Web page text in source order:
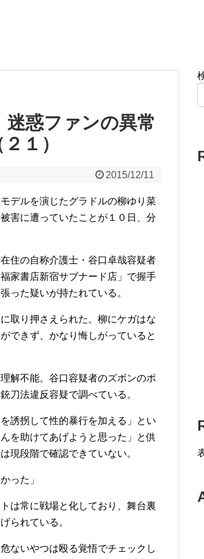
惑ファンの異常
１）
2015/12/11
デルを演じたグラドルの柳ゆり菜
害に遭っていたことが１０日、分
住の自称介護士・谷口卓哉容疑者
家書店新宿サブナード店」で握手
った疑いが持たれている。
取り押さえられた。柳にケガはな
できず、かなり悔しがっていると
解不能。谷口容疑者のズボンのポ
刀法違反容疑で調べている。
誘拐して性的暴行を加える」とい
を助けてあげようと思った」と供
現段階で確認できていない。
った」
は常に戦場と化しており、舞台裏
られている。
ないやつは殴る覚悟でチェックし